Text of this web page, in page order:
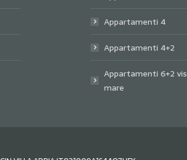
Appartamenti 4
Appartamenti 4+2
Appartamenti 6+2
mare